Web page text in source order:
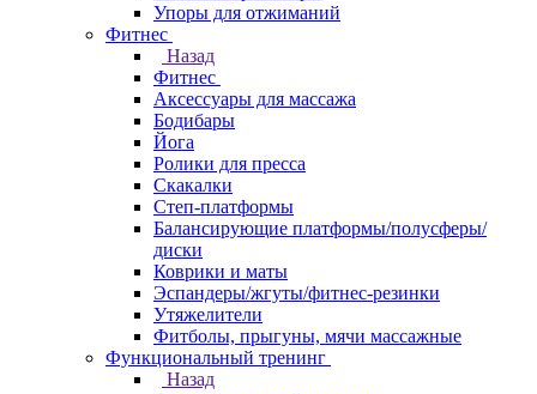
Упоры для отжиманий
Фитнес
Назад
Фитнес
Аксессуары для массажа
Бодибары
Йога
Ролики для пресса
Скакалки
Степ-платформы
Балансирующие платформы/полусферы/
диски
Коврики и маты
Эспандеры/жгуты/фитнес-резинки
Утяжелители
Фитболы, прыгуны, мячи массажные
Функциональный тренинг
Назад